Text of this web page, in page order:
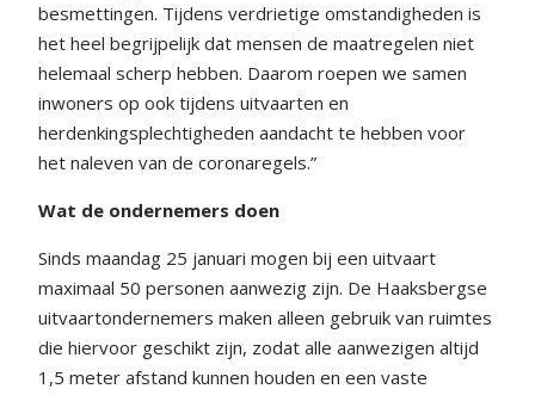
besmettingen. Tijdens verdrietige omstandigheden is
het heel begrijpelijk dat mensen de maatregelen niet
helemaal scherp hebben. Daarom roepen we samen
inwoners op ook tijdens uitvaarten en
herdenkingsplechtigheden aandacht te hebben voor
het naleven van de coronaregels.”
Wat de ondernemers doen
Sinds maandag 25 januari mogen bij een uitvaart
maximaal 50 personen aanwezig zijn. De Haaksbergse
uitvaartondernemers maken alleen gebruik van ruimtes
die hiervoor geschikt zijn, zodat alle aanwezigen altijd
1,5 meter afstand kunnen houden en een vaste